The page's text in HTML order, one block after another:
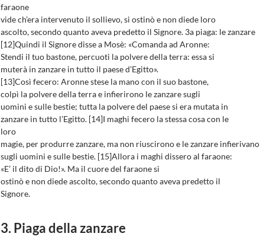
faraone
vide ch’era intervenuto il sollievo, si ostinò e non diede loro
ascolto, secondo quanto aveva predetto il Signore. 3a piaga: le zanzare
[12]Quindi il Signore disse a Mosè: «Comanda ad Aronne:
Stendi il tuo bastone, percuoti la polvere della terra: essa si
muterà in zanzare in tutto il paese d’Egitto».
[13]Così fecero: Aronne stese la mano con il suo bastone,
colpì la polvere della terra e infierirono le zanzare sugli
uomini e sulle bestie; tutta la polvere del paese si era mutata in
zanzare in tutto l’Egitto. [14]I maghi fecero la stessa cosa con le
loro
magie, per produrre zanzare, ma non riuscirono e le zanzare infierivano
sugli uomini e sulle bestie. [15]Allora i maghi dissero al faraone:
«E’ il dito di Dio!». Ma il cuore del faraone si
ostinò e non diede ascolto, secondo quanto aveva predetto il
Signore.
3. Piaga della zanzare